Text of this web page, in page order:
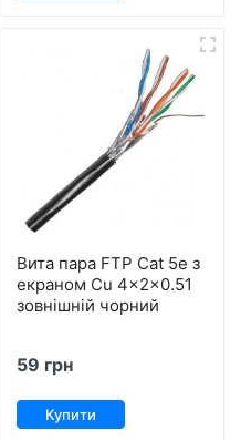
Вита пара FTP Cat 5е з
екраном Cu 4x2x0.51
зовнішній чорний
59 грн
Купити